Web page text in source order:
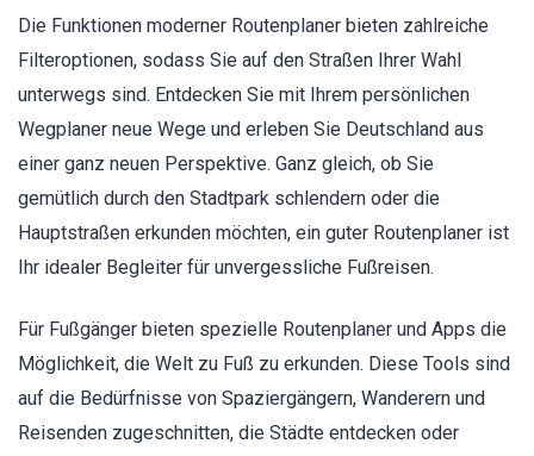
Die Funktionen moderner Routenplaner bieten zahlreiche
Filteroptionen, sodass Sie auf den Straßen Ihrer Wahl
unterwegs sind. Entdecken Sie mit Ihrem persönlichen
Wegplaner neue Wege und erleben Sie Deutschland aus
einer ganz neuen Perspektive. Ganz gleich, ob Sie
gemütlich durch den Stadtpark schlendern oder die
Hauptstraßen erkunden möchten, ein guter Routenplaner ist
Ihr idealer Begleiter für unvergessliche Fußreisen.
Für Fußgänger bieten spezielle Routenplaner und Apps die
Möglichkeit, die Welt zu Fuß zu erkunden. Diese Tools sind
auf die Bedürfnisse von Spaziergängern, Wanderern und
Reisenden zugeschnitten, die Städte entdecken oder